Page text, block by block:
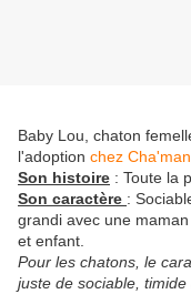
Baby Lou, chaton
l'adoption chez
Son histoire : Toute la
Son caractère :
grandi avec une
et enfant.
Pour les chatons, le
juste de sociable,